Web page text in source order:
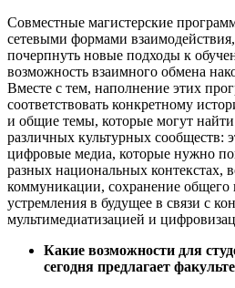
Совместные магистерские
сетевыми формами
почерпнуть новые подходы к
возможность взаимного обмена
Вместе с тем, наполнение этих
соответствовать конкретному
и общие темы, которые могут найти
различных культурных сообществ:
цифровые медиа, которые нужно
разных национальных контекстах,
коммуникации, сохранение
устремления в будущее в связи с
мультимедиатизацией и
Какие возможности для
сегодня предлагает